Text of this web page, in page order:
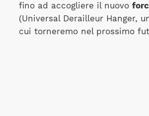
fino ad accogliere il nuovo
(Universal Derailleur Hanger,
cui torneremo nel prossimo